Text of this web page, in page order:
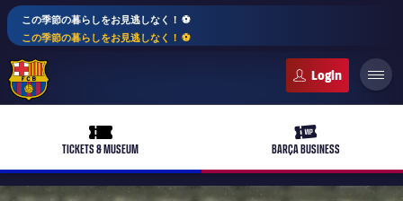
この季節の暮らしをお見逃しなく！ ⚽️
この季節の暮らしをお見逃しなく！ ⚽️
ticket-full
TICKETS & MUSEUM
ticket-vip
BARÇA BUSINESS